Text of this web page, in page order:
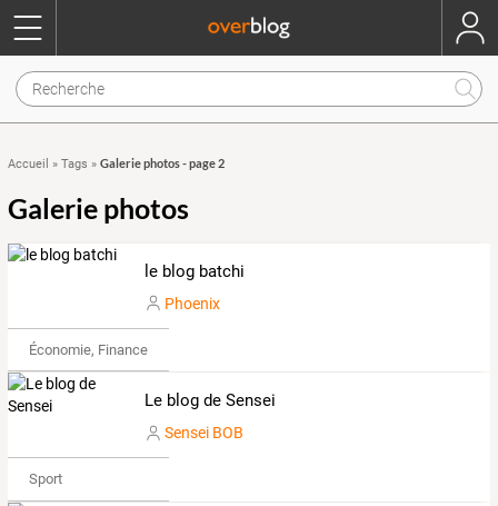
Accueil » Tags » Galerie photos - page 2
Galerie photos
le blog batchi
Phoenix
Économie, Finance & Droit
Le blog de Sensei
Sensei BOB
Sport